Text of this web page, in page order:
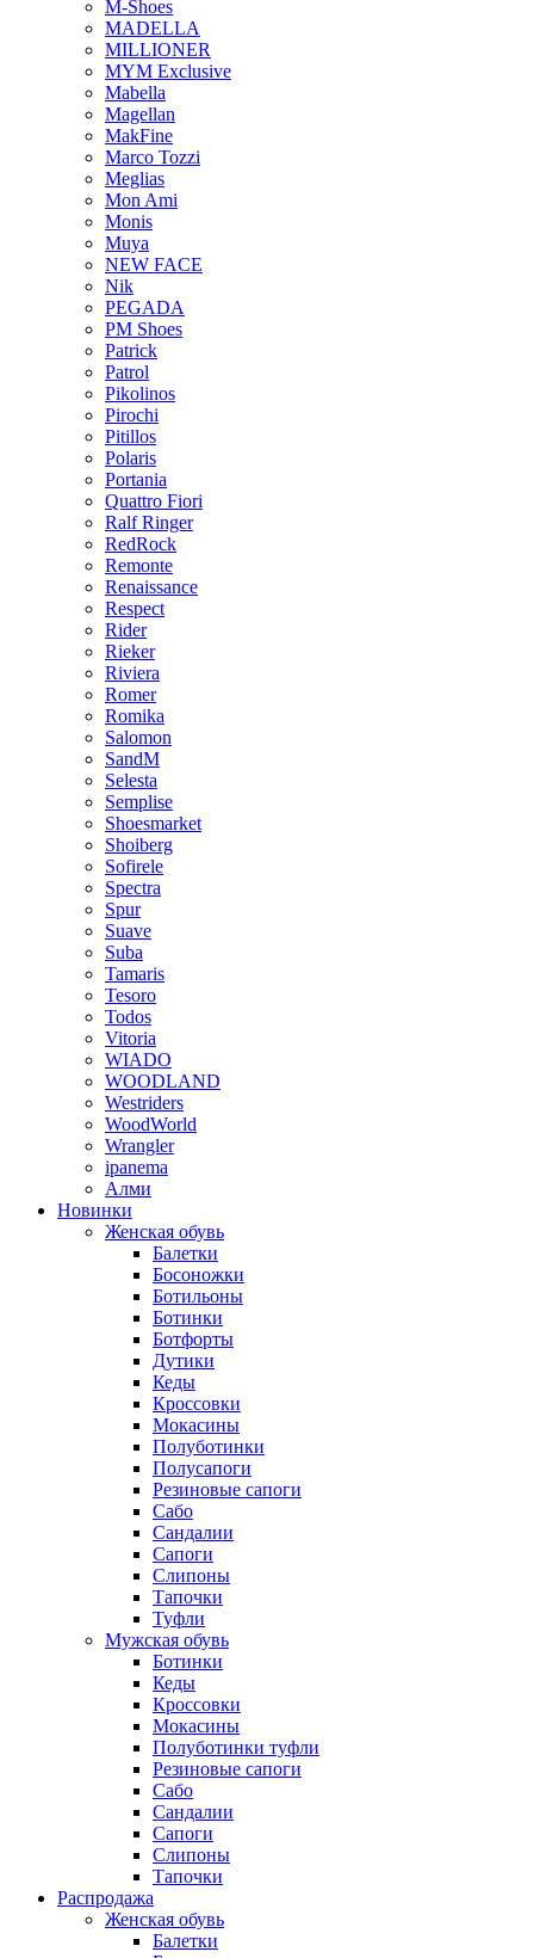
M-Shoes
MADELLA
MILLIONER
MYM Exclusive
Mabella
Magellan
MakFine
Marco Tozzi
Meglias
Mon Ami
Monis
Muya
NEW FACE
Nik
PEGADA
PM Shoes
Patrick
Patrol
Pikolinos
Pirochi
Pitillos
Polaris
Portania
Quattro Fiori
Ralf Ringer
RedRock
Remonte
Renaissance
Respect
Rider
Rieker
Riviera
Romer
Romika
Salomon
SandM
Selesta
Semplise
Shoesmarket
Shoiberg
Sofirele
Spectra
Spur
Suave
Suba
Tamaris
Tesoro
Todos
Vitoria
WIADO
WOODLAND
Westriders
WoodWorld
Wrangler
ipanema
Алми
Новинки
Женская обувь
Балетки
Босоножки
Ботильоны
Ботинки
Ботфорты
Дутики
Кеды
Кроссовки
Мокасины
Полуботинки
Полусапоги
Резиновые сапоги
Сабо
Сандалии
Сапоги
Слипоны
Тапочки
Туфли
Мужская обувь
Ботинки
Кеды
Кроссовки
Мокасины
Полуботинки туфли
Резиновые сапоги
Сабо
Сандалии
Сапоги
Слипоны
Тапочки
Распродажа
Женская обувь
Балетки